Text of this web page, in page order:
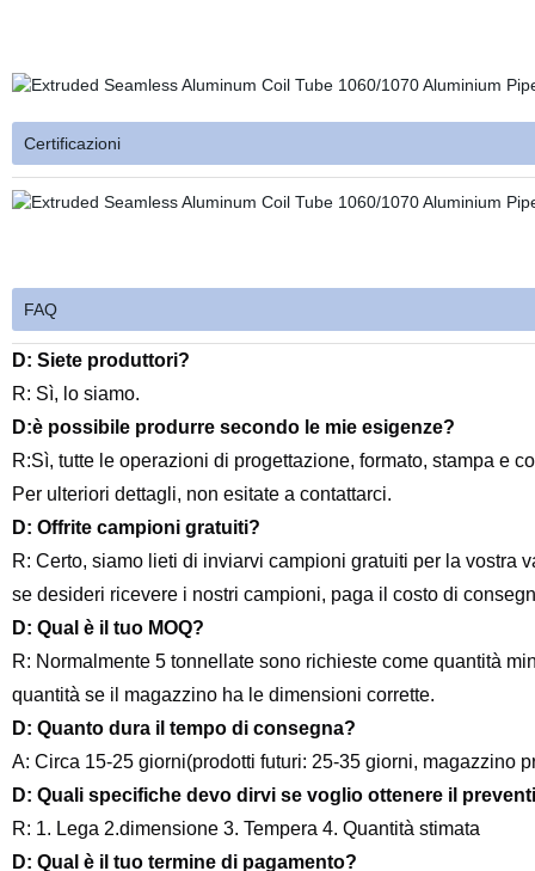
Certificazioni
FAQ
D: Siete produttori?
R: Sì, lo siamo.
D:è possibile produrre secondo le mie esigenze?
R:Sì, tutte le operazioni di progettazione, formato, stampa e
Per ulteriori dettagli, non esitate a contattarci.
D: Offrite campioni gratuiti?
R: Certo, siamo lieti di inviarvi campioni gratuiti per la vostra
se desideri ricevere i nostri campioni, paga il costo di
D: Qual è il tuo MOQ?
R: Normalmente 5 tonnellate sono richieste come quantità
quantità se il magazzino ha le dimensioni corrette.
D: Quanto dura il tempo di consegna?
A: Circa 15-25 giorni(prodotti futuri: 25-35 giorni, magazzino
D: Qualispecifichedevo dirvi se voglio ottenere il
R: 1. Lega 2.dimensione 3. Tempera 4. Quantità stimata
D: Qual è il tuo termine di pagamento?